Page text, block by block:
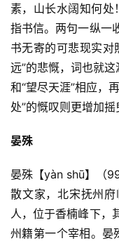
素，山长水阔知何处
指书信。两句一纵一
书无寄的可悲现实对
远”的悲慨，词也就
和“望尽天涯”相应，
处”的慨叹则更增加摇
晏殊
晏殊【yàn shū】（
散文家，北宋抚州
人，位于香楠峰下，
州籍第一个宰相。晏